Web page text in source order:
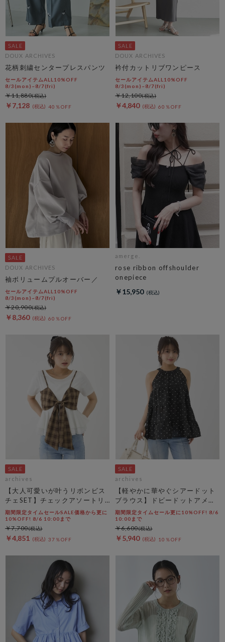
DOUX ARCHIVES
花柄刺繍センタープレスパンツ
セールアイテムALL10%OFF
8/3(mon)~8/7(fri)
￥7,128 40％OFF
￥11,880
DOUX ARCHIVES
衿付カットリブワンピース
セールアイテムALL10%OFF
8/3(mon)~8/7(fri)
￥4,840 60％OFF
￥12,100
DOUX ARCHIVES
袖ボリュームプルオーバー／
セールアイテムALL10%OFF
8/3(mon)~8/7(fri)
￥8,360 60％OFF
￥20,900
amerge.
rose ribbon offshoulder
onepiece
￥15,950
archives
【大人可愛いが叶うリボンビス
チェSET】チェックアソートリ
ボンビスチェ×ペプラムブラウ
スＴＥＥ ＳＥＴ
期間限定タイムセールSALE価格から更に
10%OFF! 8/6 10:00まで
￥4,851 37％OFF
￥7,700
archives
【軽やかに華やぐシアードット
ブラウス】ドビードットアメス
リティアードブラウス
期間限定タイムセール更に10%OFF! 8/6
10:00まで
￥5,940 10％OFF
￥6,600